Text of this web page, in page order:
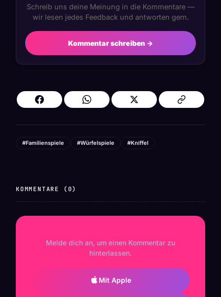
Schreib uns deine Meinung in die Kommentare —
wir lesen jedes Feedback und antworten gern.
Kommentar schreiben →
#Familienspiele #Würfelspiele #Kniffel
KOMMENTARE (0)
Melde dich an, um einen Kommentar zu
hinterlassen.
Mit Apple